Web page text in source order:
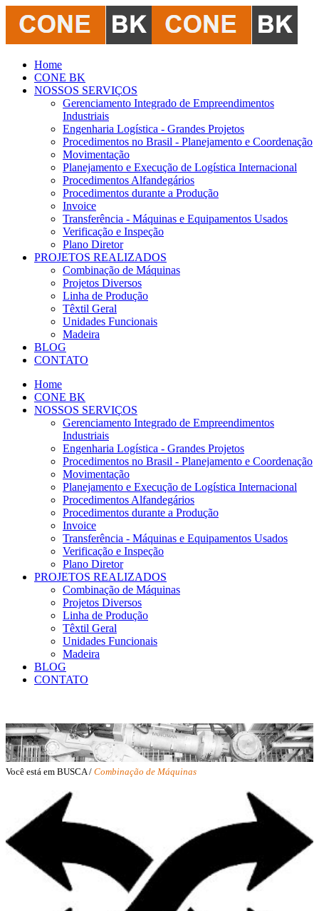
Home
CONE BK
NOSSOS SERVIÇOS
Gerenciamento Integrado de Empreendimentos
Industriais
Engenharia Logística - Grandes Projetos
Procedimentos no Brasil - Planejamento e Coordenação
Movimentação
Planejamento e Execução de Logística Internacional
Procedimentos Alfandegários
Procedimentos durante a Produção
Invoice
Transferência - Máquinas e Equipamentos Usados
Verificação e Inspeção
Plano Diretor
PROJETOS REALIZADOS
Combinação de Máquinas
Projetos Diversos
Linha de Produção
Têxtil Geral
Unidades Funcionais
Madeira
BLOG
CONTATO
Home
CONE BK
NOSSOS SERVIÇOS
Gerenciamento Integrado de Empreendimentos
Industriais
Engenharia Logística - Grandes Projetos
Procedimentos no Brasil - Planejamento e Coordenação
Movimentação
Planejamento e Execução de Logística Internacional
Procedimentos Alfandegários
Procedimentos durante a Produção
Invoice
Transferência - Máquinas e Equipamentos Usados
Verificação e Inspeção
Plano Diretor
PROJETOS REALIZADOS
Combinação de Máquinas
Projetos Diversos
Linha de Produção
Têxtil Geral
Unidades Funcionais
Madeira
BLOG
CONTATO
Você está em BUSCA / Combinação de Máquinas